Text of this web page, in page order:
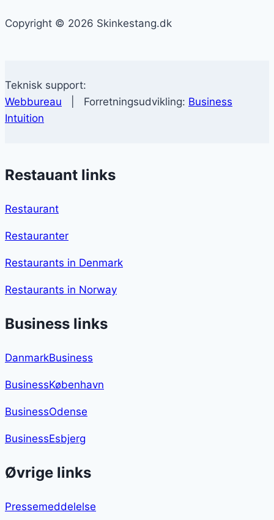
Copyright © 2026 Skinkestang.dk
Teknisk support:
Webbureau | Forretningsudvikling: Business
Intuition
Restauant links
Restaurant
Restauranter
Restaurants in Denmark
Restaurants in Norway
Business links
DanmarkBusiness
BusinessKøbenhavn
BusinessOdense
BusinessEsbjerg
Øvrige links
Pressemeddelelse